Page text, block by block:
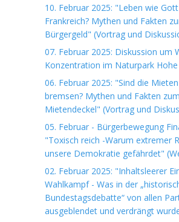
10. Februar 2025: "Leben wie
Frankreich? Mythen und Fakten
Bürgergeld" (Vortrag und
07. Februar 2025: Diskussion um
Konzentration im Naturpark
06. Februar 2025: "Sind die
bremsen? Mythen und Fakten zum
Mietendeckel" (Vortrag und
05. Februar - Bürgerbewegung
"Toxisch reich -Warum extremer
unsere Demokratie gefährdet"
02. Februar 2025: "Inhaltsleerer
Wahlkampf - Was in der
Bundestagsdebatte“ von allen
ausgeblendet und verdrängt